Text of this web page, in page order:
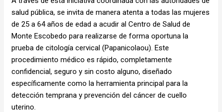
salud pública, se invita de manera atenta a todas las mujeres
de 25 a 64 años de edad a acudir al Centro de Salud de
Monte Escobedo para realizarse de forma oportuna la
prueba de citología cervical (Papanicolaou). Este
procedimiento médico es rápido, completamente
confidencial, seguro y sin costo alguno, diseñado
específicamente como la herramienta principal para la
detección temprana y prevención del cáncer de cuello
uterino.